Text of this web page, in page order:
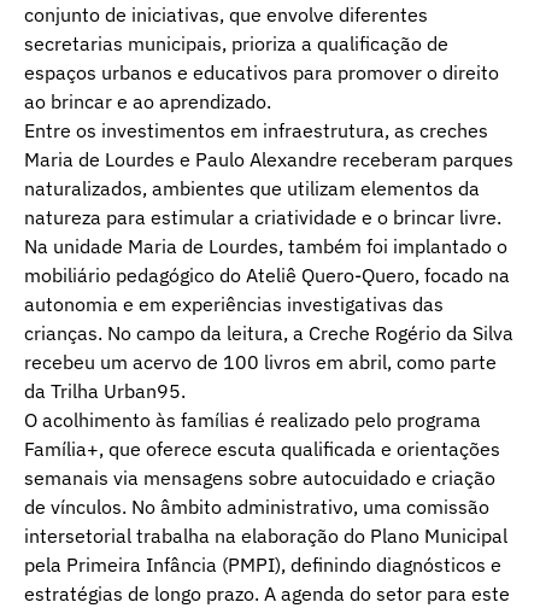
conjunto de iniciativas, que envolve diferentes
secretarias municipais, prioriza a qualificação de
espaços urbanos e educativos para promover o direito
ao brincar e ao aprendizado.
Entre os investimentos em infraestrutura, as creches
Maria de Lourdes e Paulo Alexandre receberam parques
naturalizados, ambientes que utilizam elementos da
natureza para estimular a criatividade e o brincar livre.
Na unidade Maria de Lourdes, também foi implantado o
mobiliário pedagógico do Ateliê Quero-Quero, focado na
autonomia e em experiências investigativas das
crianças. No campo da leitura, a Creche Rogério da Silva
recebeu um acervo de 100 livros em abril, como parte
da Trilha Urban95.
O acolhimento às famílias é realizado pelo programa
Família+, que oferece escuta qualificada e orientações
semanais via mensagens sobre autocuidado e criação
de vínculos. No âmbito administrativo, uma comissão
intersetorial trabalha na elaboração do Plano Municipal
pela Primeira Infância (PMPI), definindo diagnósticos e
estratégias de longo prazo. A agenda do setor para este